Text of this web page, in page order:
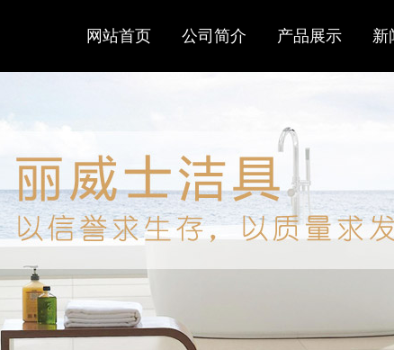
网站首页 公司简介 产品展示 新